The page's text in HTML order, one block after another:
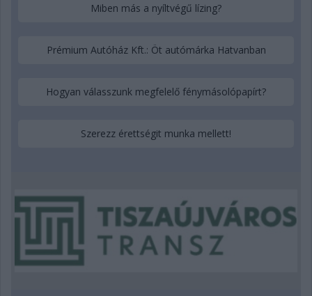
Miben más a nyíltvégű lízing?
Prémium Autóház Kft.: Öt autómárka Hatvanban
Hogyan válasszunk megfelelő fénymásolópapírt?
Szerezz érettségit munka mellett!